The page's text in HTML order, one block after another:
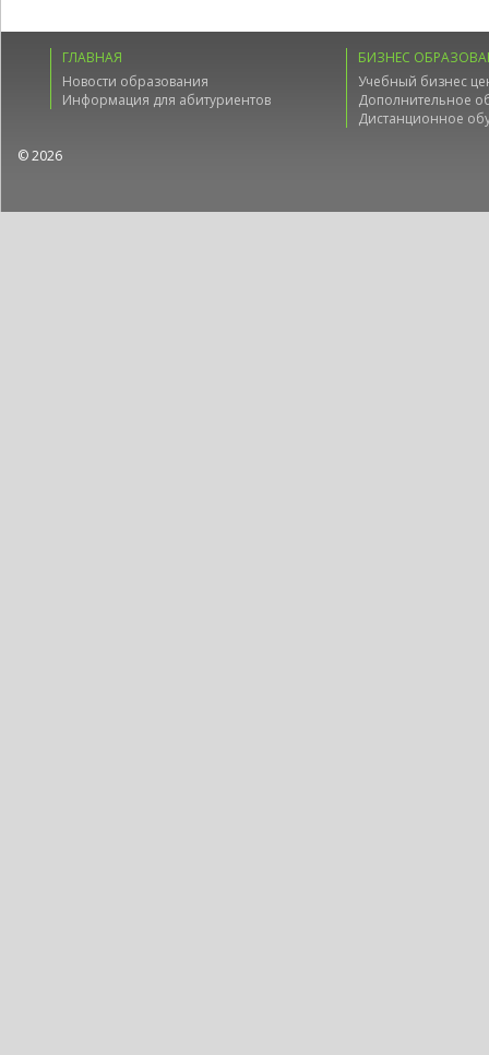
ГЛАВНАЯ
Новости образования
Информация для абитуриентов
БИЗНЕС
Учебный бизнес
Дополнительное
Дистанционное
© 2026